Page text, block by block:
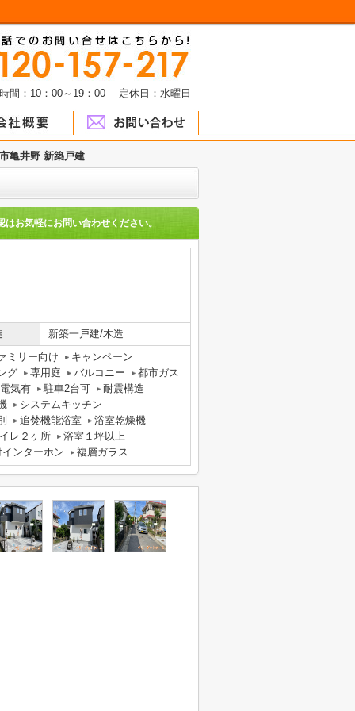
間：10：00～19：00 定休日：水曜日
亀井野 新築戸建
はお気軽にお問い合わせください。
新築一戸建/木造
ミリー向け
キャンペーン
グ
専用庭 バルコニー
都市ガス
電気有
駐車2台可
耐震構造
システムキッチン
追焚機能浴室
浴室乾燥機
レ２ヶ所
浴室１坪以上
ンターホン
複層ガラス